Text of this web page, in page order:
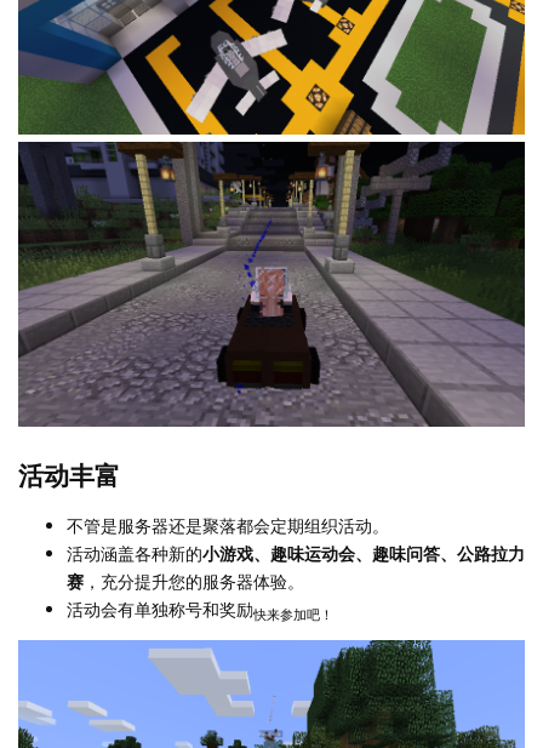
活动丰富
不管是服务器还是聚落都会定期组织活动。
活动涵盖各种新的小游戏、趣味运动会、趣味问答、公路拉力
赛 ，充分提升您的服务器体验。
活动会有单独称号和奖励快来参加吧！